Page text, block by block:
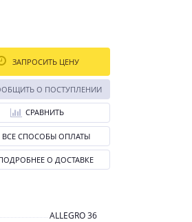
ALLEGRO 36
ЗАПРОСИТЬ ЦЕНУ
О ПОСТУПЛЕНИИ
СРАВНИТЬ
ВСЕ СПОСОБЫ ОПЛАТЫ
О ДОСТАВКЕ